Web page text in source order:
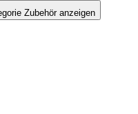
Zubehör anzeigen